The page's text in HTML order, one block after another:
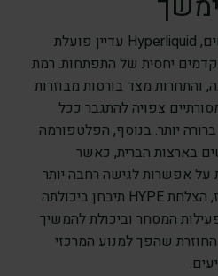
למרות קצב הגיוסים המרשים, Hyperliquid עדיין פועלת
יחסית של התפתחות. רמת
והתחרות מצד בורסות מבוזרות
צפויה להתגבר ככל
יותר. בנוסף, הפלטפורמה
בארצות הברית, כאשר
על אפשרות לגישה רחבה יותר
רק סביב שנת 2027. עד אז, הצלחת HYPE תיבחן ביכולתה
המסחר וביכולת להמשיך
שהפך למנוע המרכזי